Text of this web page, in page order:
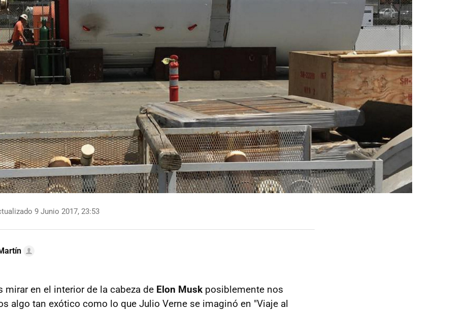
9 Junio 2017, 23:53
mirar en el interior de la cabeza de Elon Musk posiblemente nos
algo tan exótico como lo que Julio Verne se imaginó en "Viaje al